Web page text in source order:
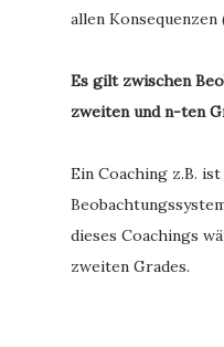
allen Konsequenzen
Es gilt zwischen
zweiten und n-ten
Ein Coaching z.B.
dieses Coachings
zweiten Grades.